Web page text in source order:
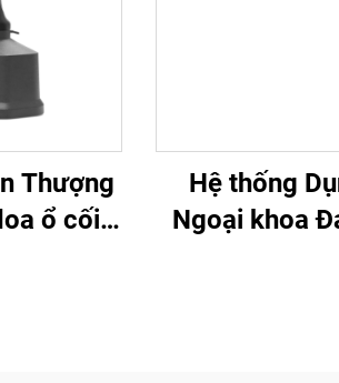
Thượng
ổ cối
Hệ thống
Ngoại khoa